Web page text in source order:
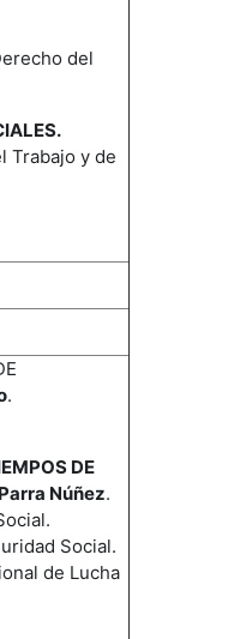
del
Trabajo y de
.
DE
Núñez.
Social.
de Lucha